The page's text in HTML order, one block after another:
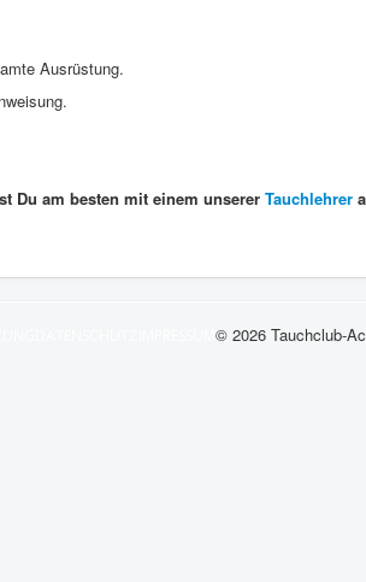
Ausrüstung.
Du am besten mit einem unserer Tauchlehrer
© 2026 Tauchclub-